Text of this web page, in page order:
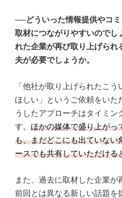
──どういった情報提供やコ
取材につながりやすいのでし
れた企業が再び取り上げられ
夫が必要でしょうか。
「他社が取り上げられたこ
ほしい」というご依頼をいた
うしたアプローチはタイミ
す。 ほかの媒体で盛り上がっ
も、まだどこにも出ていない
ースでも共有していただける
また、過去に取材した企業が
前回とは異なる新しい話題を